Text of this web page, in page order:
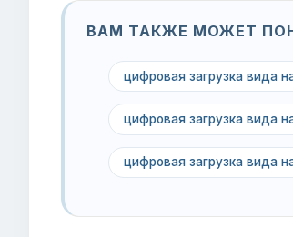
ВАМ ТАКЖЕ МОЖЕТ
цифровая загрузка вида
цифровая загрузка вида
цифровая загрузка вида